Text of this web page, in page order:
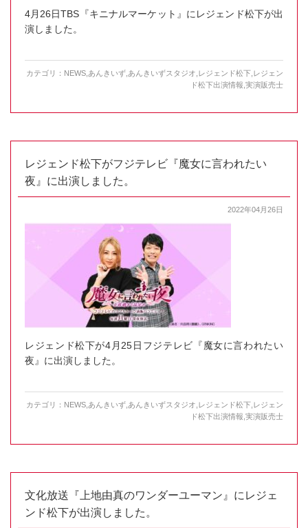
4月26日TBS『キニナルマーケット』にレジェンド松下が出
演しました。
カテゴリ： NEWS あんきいず あんきいずスタジオ レジェンド松下 レジェン
ド松下出演情報 実演販売士
レジェンド松下がフジテレビ『魔女に言われたい
夜』に出演しました。
2022年04月26日
レジェンド松下が4月25日フジテレビ『魔女に言われたい
夜』に出演しました。
カテゴリ： NEWS,あんきいず,あんきいずスタジオ, レジェンド松下, レジェン
ド松下出演情報,実演販売士
文化放送『上地由真のワンダーユーマン』にレジェ
ンド松下が出演しました。